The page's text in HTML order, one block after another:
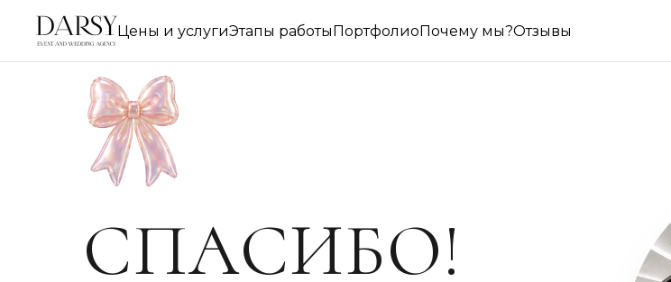
Цены и услугиЭтапы работыПортфолиоПочему мы?Отзывы
СПАСИБО!